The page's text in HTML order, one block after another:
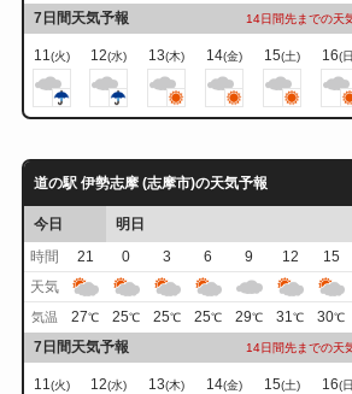
7日間天気予報 14日間先までの天
11(火) 12(水) 13(木) 14(金) 15(土) 16(
道の駅 伊勢志摩 (志摩市)の天気予報
今日 明日
時間
21 0 3 6 9 12 15
天気
気温 27℃ 25℃ 25℃ 25℃ 29℃ 31℃ 30℃
7日間天気予報 14日間先までの天
11(火) 12(水) 13(木) 14(金) 15(土) 16(